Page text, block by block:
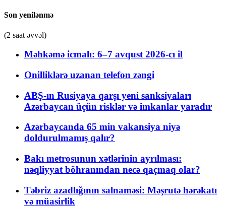
Son yenilənmə
(2 saat əvvəl)
Məhkəmə icmalı: 6–7 avqust 2026-cı il
Onilliklərə uzanan telefon zəngi
ABŞ-ın Rusiyaya qarşı yeni sanksiyaları
Azərbaycan üçün risklər və imkanlar yaradır
Azərbaycanda 65 min vakansiya niyə
doldurulmamış qalır?
Bakı metrosunun xətlərinin ayrılması:
nəqliyyat böhranından necə qaçmaq olar?
Təbriz azadlığının salnaməsi: Məşrutə hərəkatı
və müasirlik